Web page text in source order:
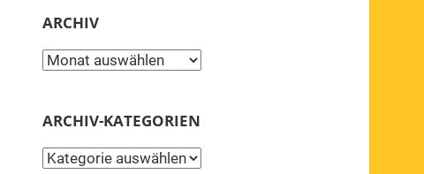
ARCHIV
Archiv
ARCHIV-KATEGORIEN
Archiv-